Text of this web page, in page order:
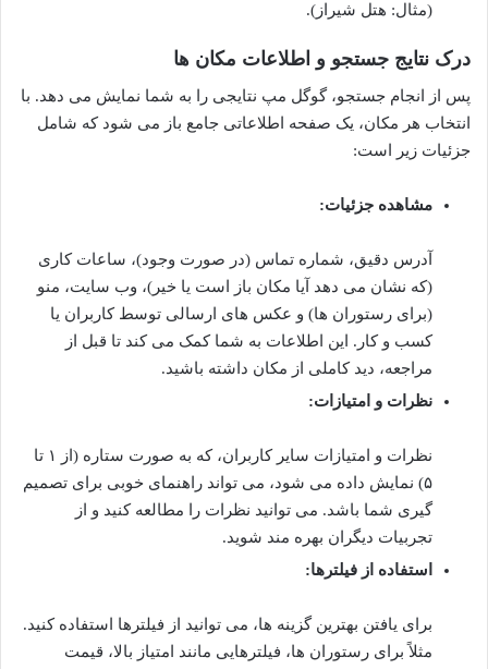
(مثال: هتل شیراز).
درک نتایج جستجو و اطلاعات مکان ها
پس از انجام جستجو، گوگل مپ نتایجی را به شما نمایش می دهد. با
انتخاب هر مکان، یک صفحه اطلاعاتی جامع باز می شود که شامل
جزئیات زیر است:
مشاهده جزئیات:
آدرس دقیق، شماره تماس (در صورت وجود)، ساعات کاری
(که نشان می دهد آیا مکان باز است یا خیر)، وب سایت، منو
(برای رستوران ها) و عکس های ارسالی توسط کاربران یا
کسب و کار. این اطلاعات به شما کمک می کند تا قبل از
مراجعه، دید کاملی از مکان داشته باشید.
نظرات و امتیازات:
نظرات و امتیازات سایر کاربران، که به صورت ستاره (از ۱ تا
۵) نمایش داده می شود، می تواند راهنمای خوبی برای تصمیم
گیری شما باشد. می توانید نظرات را مطالعه کنید و از
تجربیات دیگران بهره مند شوید.
استفاده از فیلترها:
برای یافتن بهترین گزینه ها، می توانید از فیلترها استفاده کنید.
مثلاً برای رستوران ها، فیلترهایی مانند امتیاز بالا، قیمت